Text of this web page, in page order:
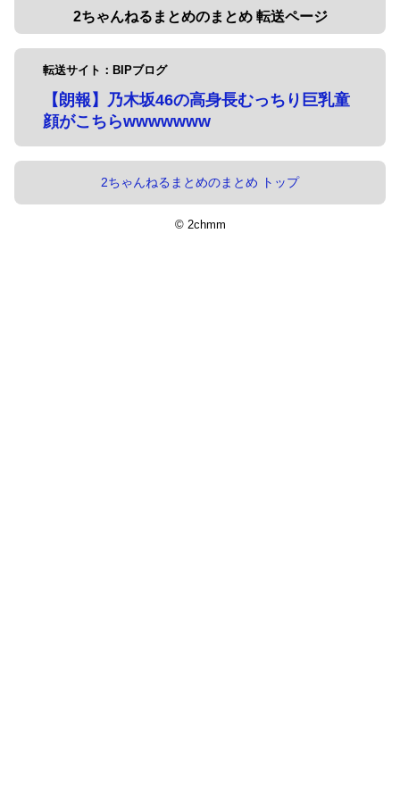
2ちゃんねるまとめのまとめ 転送ページ
転送サイト：BIPブログ
【朗報】乃木坂46の高身長むっちり巨乳童
顔がこちらwwwwwww
2ちゃんねるまとめのまとめ トップ
© 2chmm